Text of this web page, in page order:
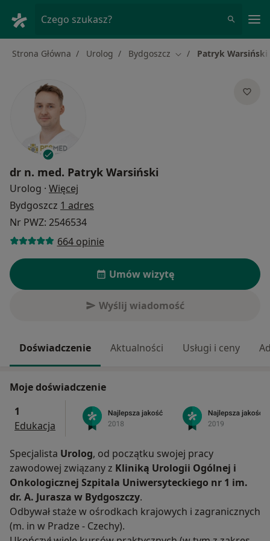
Czego szukasz?
Strona Główna Urolog Bydgoszcz Zmień miasto
Patryk Warsiński
dr n. med. Patryk Warsiński
Urolog · Więcej
Bydgoszcz 1 adres
Nr PWZ: 2546534
664 opinie
Umów wizytę
Wyślij wiadomość
Doświadczenie Aktualności Usługi i ceny
Moje doświadczenie
1
Edukacja
Specjalista Urolog, od początku swojej pracy
zawodowej związany z Kliniką Urologii Ogólnej i
Onkologicznej Szpitala Uniwersyteckiego nr 1 im.
dr. A. Jurasza w Bydgoszczy.
Odbywał staże w ośrodkach krajowych i zagranicznych
(m. in w Pradze - Czechy).